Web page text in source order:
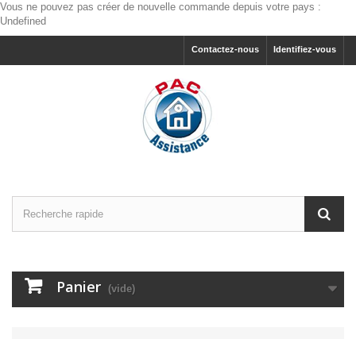
Vous ne pouvez pas créer de nouvelle commande depuis votre pays :
Undefined
Identifiez-vous
Contactez-nous
Panier (vide)